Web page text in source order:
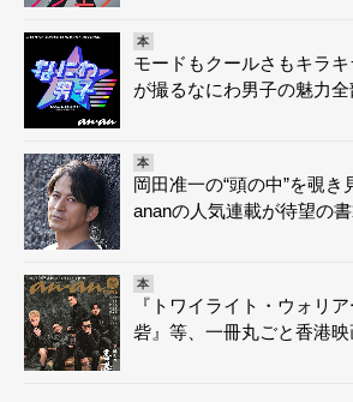
本
モードもクールさもキラ
が撮るなにわ男子の魅力全
本
岡田准一の“頭の中”を覗き
ananの人気連載が待望の
本
『トワイライト・ウォリ
砦』等、一冊丸ごと香港映